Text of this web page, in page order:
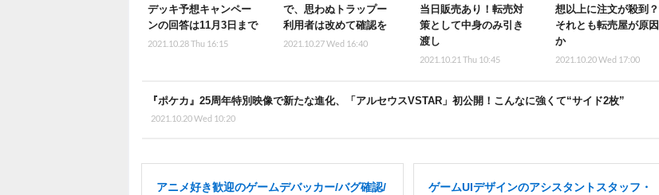
デッキ予想キャンペー
ンの回答は11月3日まで
2021.10.28 Thu 16:15
で、思わぬトラップー
利用者は改めて確認を
2021.10.27 Wed 16:40
当日販売あり！転売対
策として中身のみ引き
渡し
2021.10.21 Thu 10:45
想以上に注文が殺到？
それとも転売屋が原因
か
2021.10.20 Wed 17:00
『ポケカ』25周年特別映像で新たな進化、「アルセウスVSTAR」初公開！こんなに強くて“サイド2枚”
2021.10.20 Wed 10:20
アニメ好き歓迎のゲームデバッカー/バグ確認/
ゲームUIデザインのアシスタントスタッフ・